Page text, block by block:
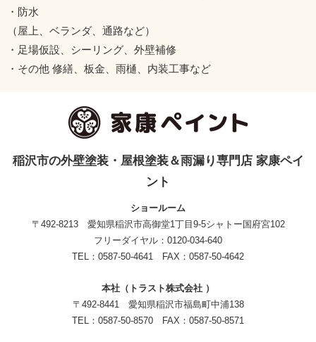
・防水
（屋上、ベランダ、通路など）
・足場仮設、シーリング、外壁補修
・その他 修繕、板金、雨樋、内装工事など
稲沢市の外壁塗装・屋根塗装＆雨漏り専門店 家康ペイ
ント
ショールーム
〒492-8213 愛知県稲沢市高御堂1丁目9-5シャトー国府宮102
フリーダイヤル：0120-034-640
TEL：0587-50-4641 FAX：0587-50-4642
本社（トラスト株式会社 ）
〒492-8441 愛知県稲沢市福島町中浦138
TEL：0587-50-8570 FAX：0587-50-8571